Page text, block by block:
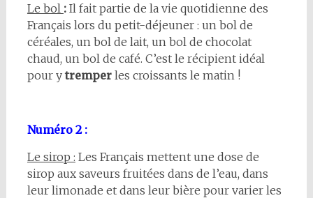
Le bol :Il fait partie de la vie quotidienne des
Français lors du petit-déjeuner : un bol de
céréales, un bol de lait, un bol de chocolat
chaud, un bol de café. C’est le récipient idéal
pour ytremperles croissants le matin !
Numéro 2 :
Le sirop : Les Français mettent une dose de
sirop aux saveurs fruitées dans de l’eau, dans
leur limonade et dans leur bière pour varier les